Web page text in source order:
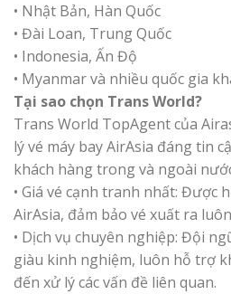
• Nhật Bản, Hàn Quốc
• Đài Loan, Trung Quốc
• Indonesia, Ấn Độ
• Myanmar và nhiều quốc gia
Tại sao chọn Trans World?
Trans World TopAgent của
lý vé máy bay AirAsia đáng tin
khách hàng trong và ngoài
• Giá vé cạnh tranh nhất: Được
AirAsia, đảm bảo vé xuất ra
• Dịch vụ chuyên nghiệp: Đội
giàu kinh nghiệm, luôn hỗ trợ
đến xử lý các vấn đề liên quan.